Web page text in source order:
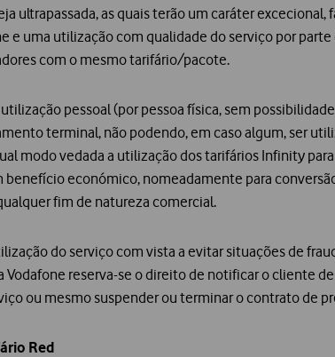
ultrapassada, as quais terão um caráter
e uma utilização com qualidade do serviço por
com o mesmo tarifário/pacote.
pessoal (por pessoa física, sem
terminal, não podendo, em caso algum, ser
modo vedada a utilização dos tarifários Infinity
económico, nomeadamente para
fim de natureza comercial.
do serviço com vista a evitar situações de
reserva-se o direito de notificar o cliente
ou mesmo suspender ou terminar o contrato de
Red